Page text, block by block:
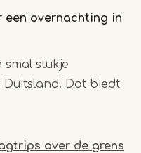
een overnachting in
stukje
Duitsland. Dat biedt
over de grens